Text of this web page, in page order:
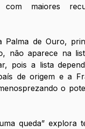
com maiores
Palma de Ouro,
não aparece na
pois a lista
de origem e a
o
queda” explora